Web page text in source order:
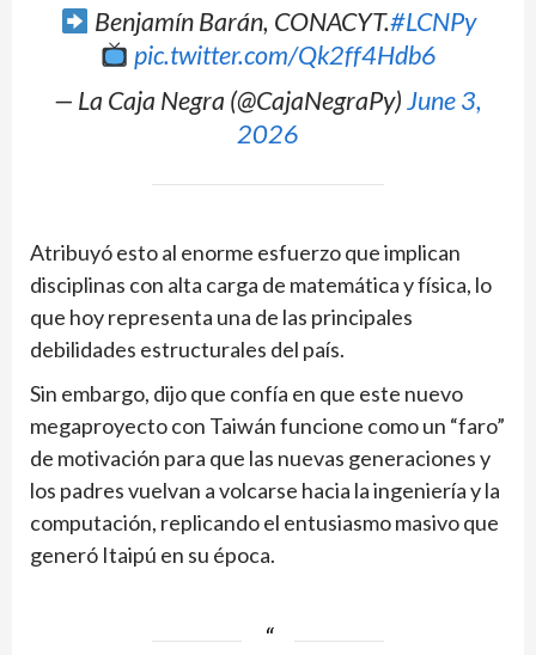
Benjamín Barán, CONACYT.#LCNPy
pic.twitter.com/Qk2ff4Hdb6
— La Caja Negra (@CajaNegraPy)June 3,
2026
Atribuyó esto al enorme esfuerzo que implican
disciplinas con alta carga de matemática y física, lo
que hoy representa una de las principales
debilidades estructurales del país.
Sin embargo, dijo que confía en que este nuevo
megaproyecto con Taiwán funcione como un “faro”
de motivación para que las nuevas generaciones y
los padres vuelvan a volcarse hacia la ingeniería y la
computación, replicando el entusiasmo masivo que
generó Itaipú en su época.